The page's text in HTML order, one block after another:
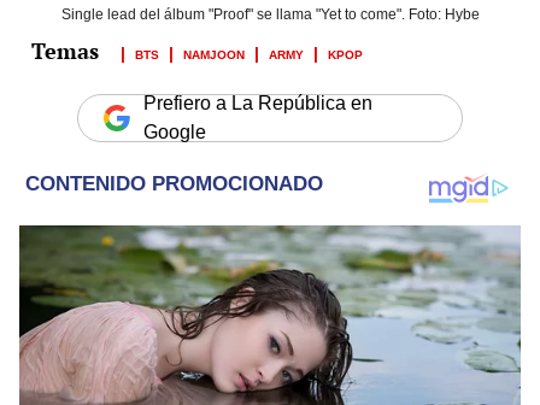
Single lead del álbum "Proof" se llama "Yet to come". Foto: Hybe
BTS NAMJOON ARMY KPOP
Prefiero a La República en
Google